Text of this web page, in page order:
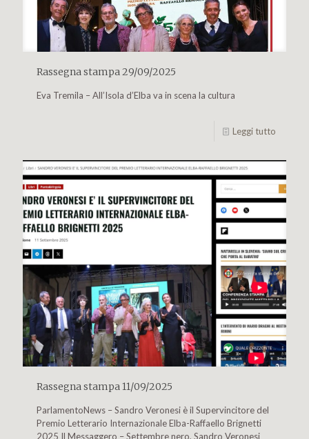
Rassegna stampa 29/09/2025
Eva Tremila – All’Isola d’Elba va in scena la cultura
Leggi tutto
Rassegna stampa 11/09/2025
ParlamentoNews – Sandro Veronesi è il Supervincitore del
Premio Letterario Internazionale Elba-Raffaello Brignetti
2025 Il Messaggero – Settembre nero, Sandro Veronesi